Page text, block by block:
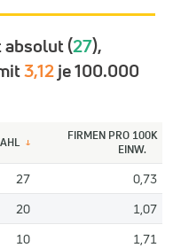
(27),
3,12je 100.000
↓
FIRMEN PRO 100K
EINW.
27
0,73
20
1,07
10
1,71